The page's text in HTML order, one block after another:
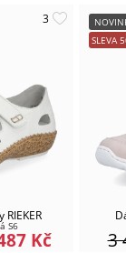
S6
Kč
SLEVA
3